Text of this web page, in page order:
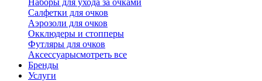
Салфетки для очков
Аэрозоли для очков
Окклюдеры и стопперы
Футляры для очков
Аксессуарысмотреть все
Бренды
Услуги